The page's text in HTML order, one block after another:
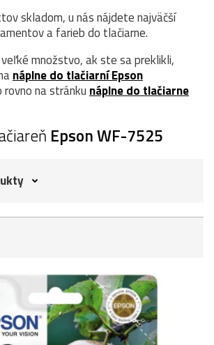
skladom, u nás nájdete najväčší
a farieb do tlačiarne.
množstvo, ak ste sa preklikli,
náplne do tlačiarní Epson
rovno na stránku náplne do tlačiarne
Epson WF-7525